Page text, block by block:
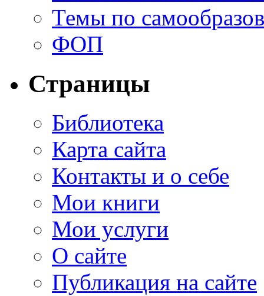
Темы по
ФОП
Страницы
Библиотека
Карта сайта
Контакты и о себе
Мои книги
Мои услуги
О сайте
Публикация на сайте